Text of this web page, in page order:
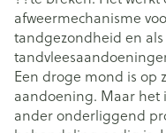
afweermechanisme
tandgezondheid en
Een droge mond is op
aandoening. Maar het
ander onderliggend